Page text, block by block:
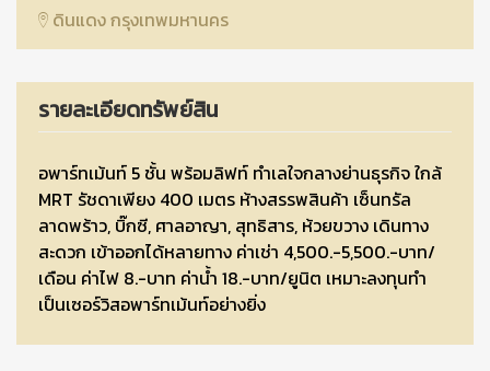
ดินแดง กรุงเทพมหานคร
รายละเอียดทรัพย์สิน
อพาร์ทเม้นท์ 5 ชั้น พร้อมลิฟท์ ทำเลใจกลางย่านธุรกิจ ใกล้
MRT รัชดาเพียง 400 เมตร ห้างสรรพสินค้า เซ็นทรัล
ลาดพร้าว, บิ๊กซี, ศาลอาญา, สุทธิสาร, ห้วยขวาง เดินทาง
สะดวก เข้าออกได้หลายทาง ค่าเช่า 4,500.-5,500.-บาท/
เดือน ค่าไฟ 8.-บาท ค่าน้ำ 18.-บาท/ยูนิต เหมาะลงทุนทำ
เป็นเซอร์วิสอพาร์ทเม้นท์อย่างยิ่ง